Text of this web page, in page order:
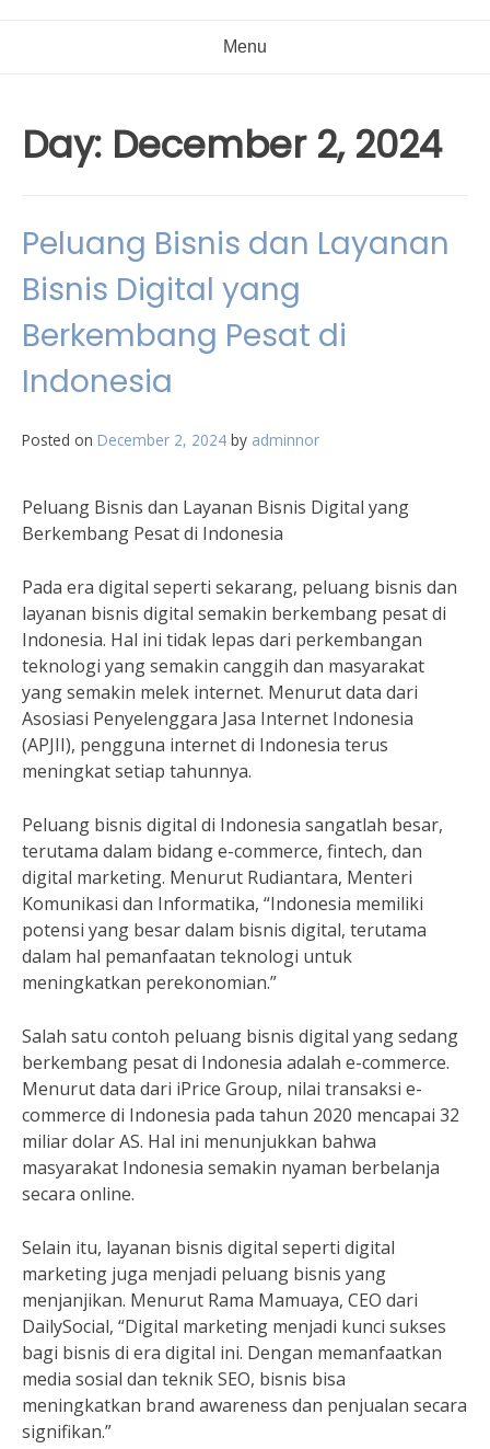
Menu
Day: December 2, 2024
Peluang Bisnis dan Layanan
Bisnis Digital yang
Berkembang Pesat di
Indonesia
Posted on December 2, 2024 by adminnor
Peluang Bisnis dan Layanan Bisnis Digital yang
Berkembang Pesat di Indonesia
Pada era digital seperti sekarang, peluang bisnis dan
layanan bisnis digital semakin berkembang pesat di
Indonesia. Hal ini tidak lepas dari perkembangan
teknologi yang semakin canggih dan masyarakat
yang semakin melek internet. Menurut data dari
Asosiasi Penyelenggara Jasa Internet Indonesia
(APJII), pengguna internet di Indonesia terus
meningkat setiap tahunnya.
Peluang bisnis digital di Indonesia sangatlah besar,
terutama dalam bidang e-commerce, fintech, dan
digital marketing. Menurut Rudiantara, Menteri
Komunikasi dan Informatika, “Indonesia memiliki
potensi yang besar dalam bisnis digital, terutama
dalam hal pemanfaatan teknologi untuk
meningkatkan perekonomian.”
Salah satu contoh peluang bisnis digital yang sedang
berkembang pesat di Indonesia adalah e-commerce.
Menurut data dari iPrice Group, nilai transaksi e-
commerce di Indonesia pada tahun 2020 mencapai 32
miliar dolar AS. Hal ini menunjukkan bahwa
masyarakat Indonesia semakin nyaman berbelanja
secara online.
Selain itu, layanan bisnis digital seperti digital
marketing juga menjadi peluang bisnis yang
menjanjikan. Menurut Rama Mamuaya, CEO dari
DailySocial, “Digital marketing menjadi kunci sukses
bagi bisnis di era digital ini. Dengan memanfaatkan
media sosial dan teknik SEO, bisnis bisa
meningkatkan brand awareness dan penjualan secara
signifikan.”